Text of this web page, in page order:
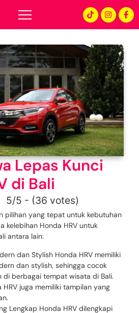
Lepas Kunci
di Bali
5/5 - (36 votes)
pilihan yang tepat untuk kebutuhan
kelebihan Honda HRV untuk
antara lain:
dan Stylish Honda HRV memiliki
dan stylish, sehingga cocok
di berbagai tempat wisata di Bali.
HRV juga memiliki tampilan yang
Lengkap Honda HRV dilengkapi